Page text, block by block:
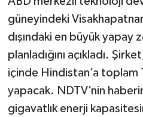
güneyindeki
dışındaki en büyük yapay
planladığını açıkladı.
içinde Hindistan’a toplam
yapacak. NDTV’nin
gigavatlık enerji
İlçeler
Köşe Yazıları
Kültür Sanat